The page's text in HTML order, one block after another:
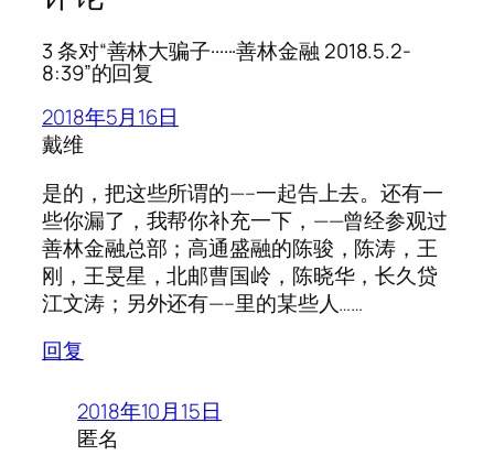
3 条对“善林大骗子······善林金融 2018.5.2-
8:39”的回复
2018年5月16日
戴维
是的，把这些所谓的—–一起告上去。还有一
些你漏了，我帮你补充一下，——曾经参观过
善林金融总部；高通盛融的陈骏，陈涛，王
刚，王旻星，北邮曹国岭，陈晓华，长久贷
江文涛；另外还有—–里的某些人……
回复
2018年10月15日
匿名